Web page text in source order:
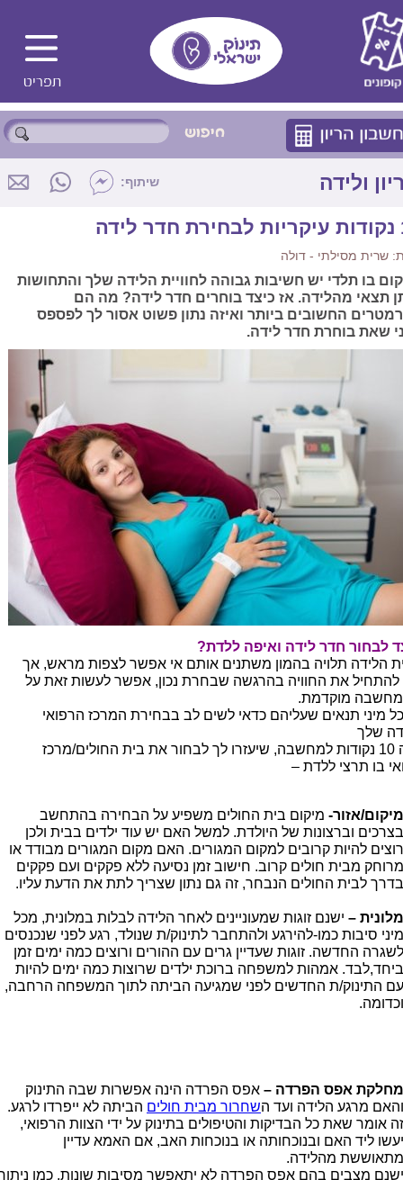
ולידה שיתוף:
שרית מסילתי - דולה
בו תלדי יש חשיבות גבוהה לחוויית הלידה שלך והתחושות
תצאי מהלידה. אז כיצד בוחרים חדר לידה? מה הם
החשובים ביותר ואיזה נתון פשוט אסור לך לפספס
שאת בוחרת חדר לידה.
לבחור חדר לידה ואיפה ללדת?
הלידה תלויה בהמון משתנים אותם אי אפשר לצפות מראש, אך
להתחיל את החוויה בהרגשה שבחרת נכון, אפשר לעשות זאת על
מחשבה מוקדמת.
מיני תנאים שעליהם כדאי לשים לב בבחירת המרכז הרפואי
שלך
הנה 10 נקודות למחשבה, שיעזרו לך לבחור את בית החולים/מרכז
בו תרצי ללדת –
מיקום/אזור- מיקום בית החולים משפיע על הבחירה בהתחשב
בצרכים וברצונות של היולדת. למשל האם יש עוד ילדים בבית ולכן
רוצים להיות קרובים למקום המגורים. האם מקום המגורים מבודד או
מרוחק מבית חולים קרוב. חישוב זמן נסיעה ללא פקקים ועם פקקים
בדרך לבית החולים הנבחר, זה גם נתון שצריך לתת את הדעת עליו.
מלונית – ישנם זוגות שמעוניינים לאחר הלידה לבלות במלונית, מכל
מיני סיבות כמו-להירגע ולהתחבר לתינוק/ת שנולד, רגע לפני שנכנסים
לשגרה החדשה. זוגות שעדיין גרים עם ההורים ורוצים כמה ימים זמן
ביחד,לבד. אמהות למשפחה ברוכת ילדים שרוצות כמה ימים להיות
עם התינוק/ת החדשים לפני שמגיעה הביתה לתוך המשפחה הרחבה,
וכדומה.
מחלקת אפס הפרדה – אפס הפרדה הינה אפשרות שבה התינוק
והאם מרגע הלידה ועד השחרור מבית חולים הביתה לא ייפרדו לרגע.
זה אומר שאת כל הבדיקות והטיפולים בתינוק על ידי הצוות הרפואי,
יעשו ליד האם ובנוכחותה או בנוכחות האב, אם האמא עדיין
מתאוששת מהלידה.
ישנם מצבים בהם אפס הפרדה לא יתאפשר מסיבות שונות, כמו